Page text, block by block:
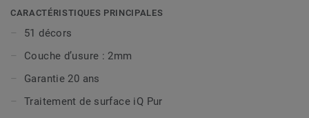
et est classé ISO 4 (ISO 14644-1) pour être compatible
avec les environnements exigeants tels que les salles
est désormais disponible en option vinyle bio-attribuée,
pour réduire davantage votre impact carbone, et est 100%
Cette collection fait partie de notre
CARACTÉRISTIQUES PRINCIPALES
51 décors
Couche d’usure : 2mm
Garantie 20 ans
Traitement de surface iQ Pur